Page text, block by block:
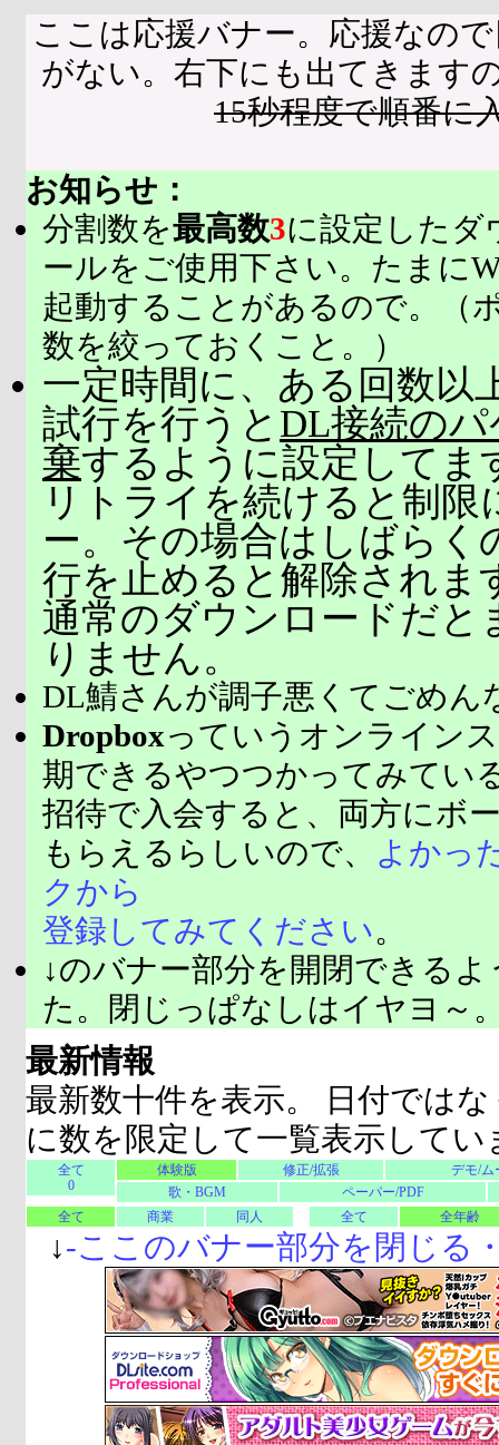
ここは応援バナー。応援なの
がない。右下にも出てきます
15秒程度で順番に
お知らせ：
分割数を最高数3に設定したダ
ールをご使用下さい。たまに
起動することがあるので。（
数を絞っておくこと。）
一定時間に、ある回数以
試行を行うと DL接続の
棄するように設定してま
リトライを続けると制限
ー。その場合はしばらく
行を止めると解除されま
通常のダウンロードだと
りません。
DL鯖さんが調子悪くてごめん
Dropboxっていうオンライン
期できるやつつかってみてい
招待で入会すると、両方にボ
もらえるらしいので、
よかっ
クから
登録してみてください。
↓のバナー部分を開閉できる
た。閉じっぱなしはイヤヨ～
最新情報
最新数十件を表示。 日付では
に数を限定して一覧表示してい
全て
0
体験版 修正/拡張
デモ/ム
歌・BGM
ペーパー/PDF
全て
商業 同人 全て 全年齢
↓-ここのバナー部分を閉じる